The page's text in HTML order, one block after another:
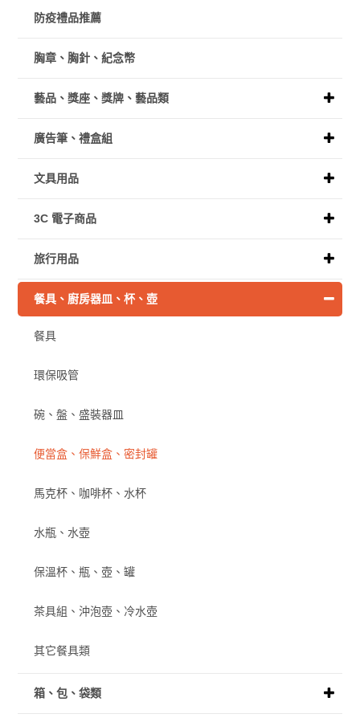
防疫禮品推薦
胸章、胸針、紀念幣
藝品、獎座、獎牌、藝品類
廣告筆、禮盒組
文具用品
3C 電子商品
旅行用品
餐具、廚房器皿、杯、壺
餐具
環保吸管
碗、盤、盛裝器皿
便當盒、保鮮盒、密封罐
馬克杯、咖啡杯、水杯
水瓶、水壺
保溫杯、瓶、壺、罐
茶具組、沖泡壺、冷水壺
其它餐具類
箱、包、袋類